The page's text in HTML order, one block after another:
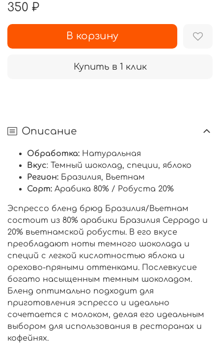
350 ₽
В корзину
Купить в 1 клик
Описание
Обработка: Натуральная
Вкус: Темный шоколад, специи, яблоко
Регион: Бразилия, Вьетнам
Сорт: Арабика 80% / Робуста 20%
Эспрессо бленд брюд Бразилия/Вьетнам
состоит из 80% арабики Бразилия Серрадо и
20% вьетнамской робусты. В его вкусе
преобладают ноты темного шоколада и
специй с легкой кислотностью яблока и
орехово-пряными оттенками. Послевкусие
богато насыщенным темным шоколадом.
Бленд оптимально подходит для
приготовления эспрессо и идеально
сочетается с молоком, делая его идеальным
выбором для использования в ресторанах и
кофейнях.